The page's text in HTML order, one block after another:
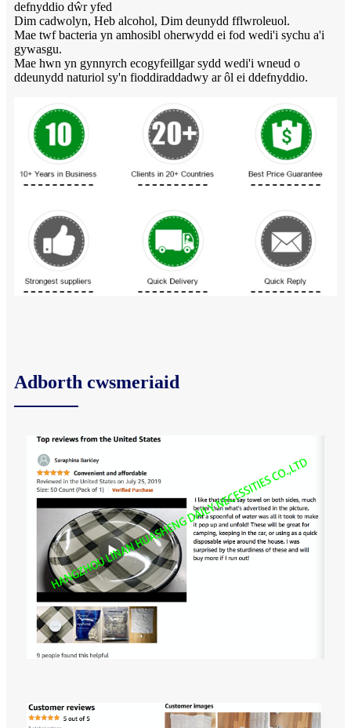
defnyddio dŵr yfed
Dim cadwolyn, Heb alcohol, Dim deunydd fflwroleuol.
Mae twf bacteria yn amhosibl oherwydd ei fod wedi'i sychu a'i
gywasgu.
Mae hwn yn gynnyrch ecogyfeillgar sydd wedi'i wneud o
ddeunydd naturiol sy'n fioddiraddadwy ar ôl ei ddefnyddio.
Adborth cwsmeriaid